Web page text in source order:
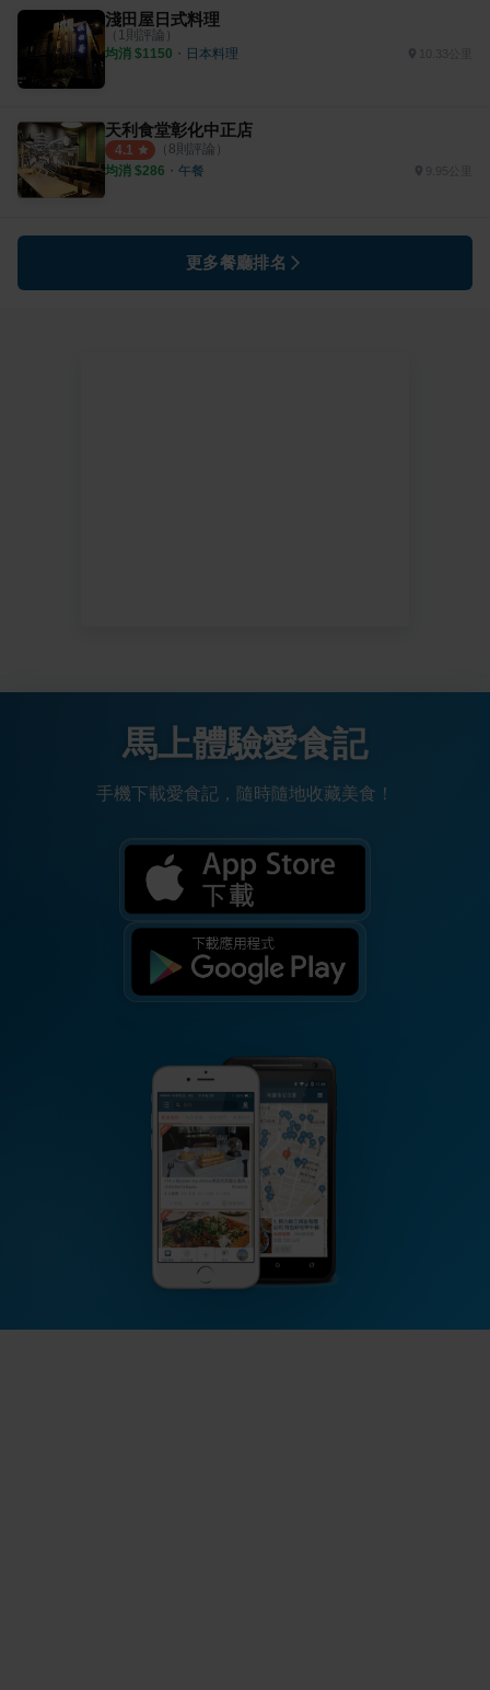
淺田屋日式料理
（ 1則評論）
均消 $1150 ・ 日本料理
天利食堂彰化中正店
4.1 （ 8則評論）
均消 $286 ・ 午餐 9.95公里
更多餐廳排名
馬上體驗愛食記
手機下載愛食記，隨時隨地收藏美食！